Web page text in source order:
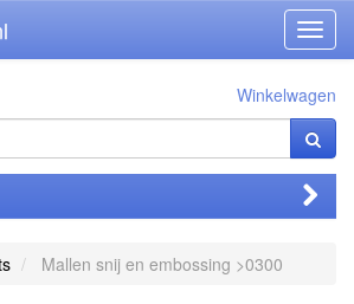
Winkelwagen
Mallen snij en embossing >0300